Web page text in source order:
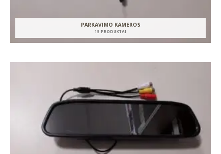
PARKAVIMO KAMEROS
15 PRODUKTAI